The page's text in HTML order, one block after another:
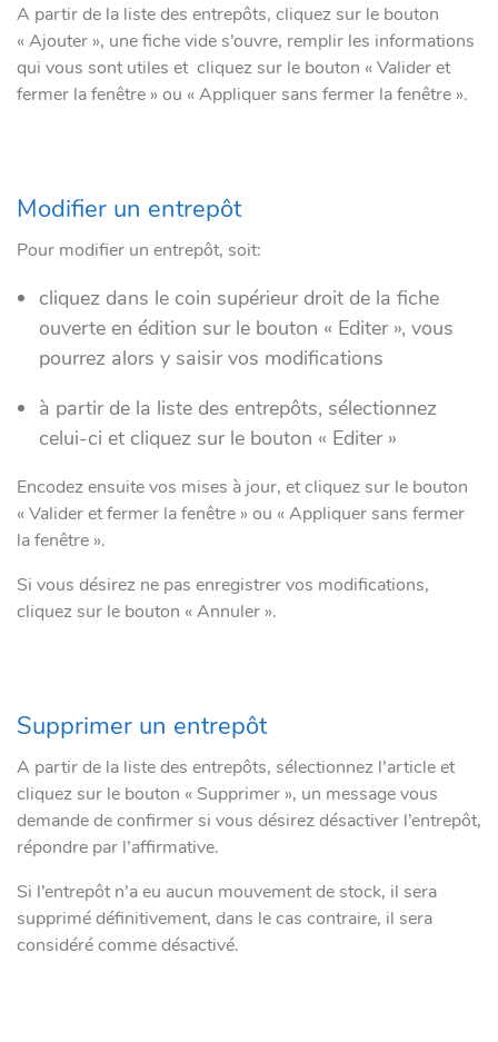
A partir de la liste des entrepôts, cliquez sur le bouton
« Ajouter », une fiche vide s’ouvre, remplir les informations
qui vous sont utiles et cliquez sur le bouton « Valider et
fermer la fenêtre » ou « Appliquer sans fermer la fenêtre ».
Modifier un entrepôt
Pour modifier un entrepôt, soit:
cliquez dans le coin supérieur droit de la fiche
ouverte en édition sur le bouton « Editer », vous
pourrez alors y saisir vos modifications
à partir de la liste des entrepôts, sélectionnez
celui-ci et cliquez sur le bouton « Editer »
Encodez ensuite vos mises à jour, et cliquez sur le bouton
« Valider et fermer la fenêtre » ou « Appliquer sans fermer
la fenêtre ».
Si vous désirez ne pas enregistrer vos modifications,
cliquez sur le bouton « Annuler ».
Supprimer un entrepôt
A partir de la liste des entrepôts, sélectionnez l’article et
cliquez sur le bouton « Supprimer », un message vous
demande de confirmer si vous désirez désactiver l’entrepôt,
répondre par l’affirmative.
Si l’entrepôt n’a eu aucun mouvement de stock, il sera
supprimé définitivement, dans le cas contraire, il sera
considéré comme désactivé.